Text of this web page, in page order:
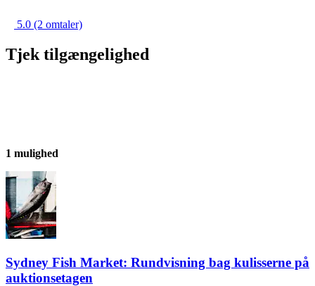
5.0 (2 omtaler)
Tjek tilgængelighed
1 mulighed
Sydney Fish Market: Rundvisning bag kulisserne på
auktionsetagen